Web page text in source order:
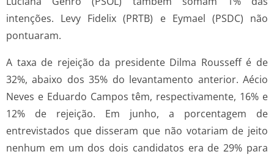
intenções. Levy Fidelix (PRTB) e Eymael (PSDC) não
pontuaram.
A taxa de rejeição da presidente Dilma Rousseff é de
32%, abaixo dos 35% do levantamento anterior. Aécio
Neves e Eduardo Campos têm, respectivamente, 16% e
12% de rejeição. Em junho, a porcentagem de
entrevistados que disseram que não votariam de jeito
nenhum em um dos dois candidatos era de 29% para